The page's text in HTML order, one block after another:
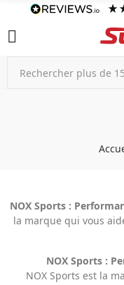
NOX Sports :
la marque qui vous
NOX Sports :
NOX Sports est la